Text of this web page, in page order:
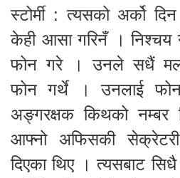
स्टोर्मी : त्यसको अर्को
केही आसा गरिनँ । निश्चय
फोन गरे । उनले सधैं
फोन गर्थे । उनलाई
अङ्गरक्षक किथको
आफ्नो अफिसकी सेक्रेटरी
दिएका थिए । त्यसबाट